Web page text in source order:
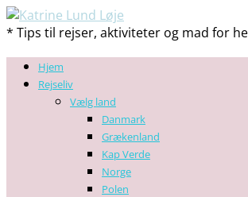
* Tips til rejser, aktiviteter og mad for
Hjem
Rejseliv
Vælg land
Danmark
Grækenland
Kap Verde
Norge
Polen